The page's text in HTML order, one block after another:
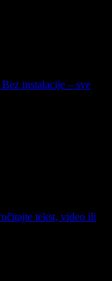
instalacije – sve
tekst, video ili